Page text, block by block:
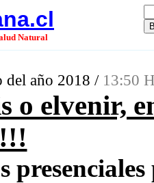
Natural
del año 2018 / 13:50
o elvenir,